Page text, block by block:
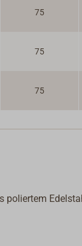
75
75
75
poliertem